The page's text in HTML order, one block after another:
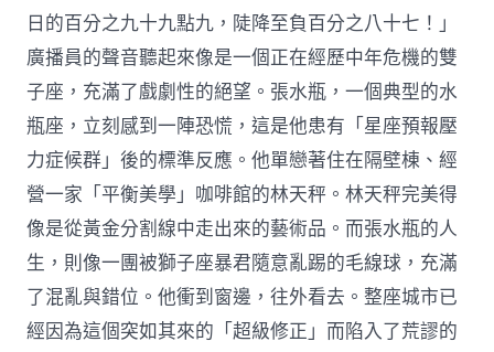
日的百分之九十九點九，陡降至負百分之八十七！」
廣播員的聲音聽起來像是一個正在經歷中年危機的雙
子座，充滿了戲劇性的絕望。張水瓶，一個典型的水
瓶座，立刻感到一陣恐慌，這是他患有「星座預報壓
力症候群」後的標準反應。他單戀著住在隔壁棟、經
營一家「平衡美學」咖啡館的林天秤。林天秤完美得
像是從黃金分割線中走出來的藝術品。而張水瓶的人
生，則像一團被獅子座暴君隨意亂踢的毛線球，充滿
了混亂與錯位。他衝到窗邊，往外看去。整座城市已
經因為這個突如其來的「超級修正」而陷入了荒謬的